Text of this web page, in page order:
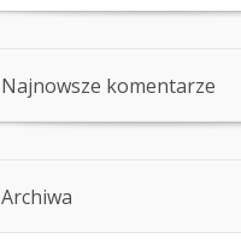
Najnowsze komentarze
Archiwa